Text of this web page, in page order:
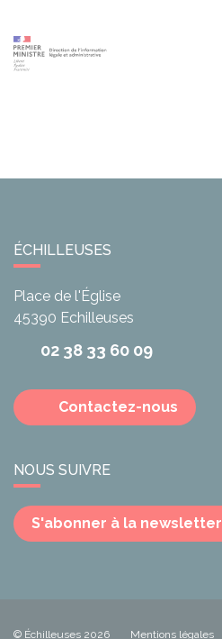
ÉCHILLEUSES
Place de l'Église
45390 Echilleuses
02 38 33 60 09
Contactez-nous
NOUS SUIVRE
S'abonner à la newsletter
© Échilleuses 2026 Mentions légales